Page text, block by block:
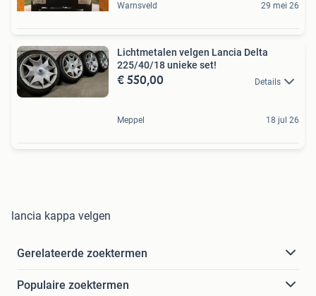
Warnsveld 29 mei 26
Lichtmetalen velgen Lancia Delta
225/40/18 unieke set!
€ 550,00 Details
Meppel 18 jul 26
lancia kappa velgen
Gerelateerde zoektermen
Populaire zoektermen